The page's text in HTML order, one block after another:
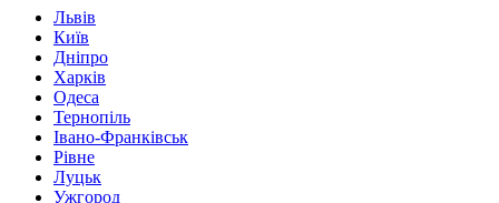
Львів
Київ
Дніпро
Харків
Одеса
Тернопіль
Івано-Франківськ
Рівне
Луцьк
Ужгород